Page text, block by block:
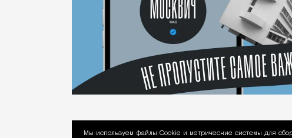
Мы используем файлы Сookie и метрические системы для